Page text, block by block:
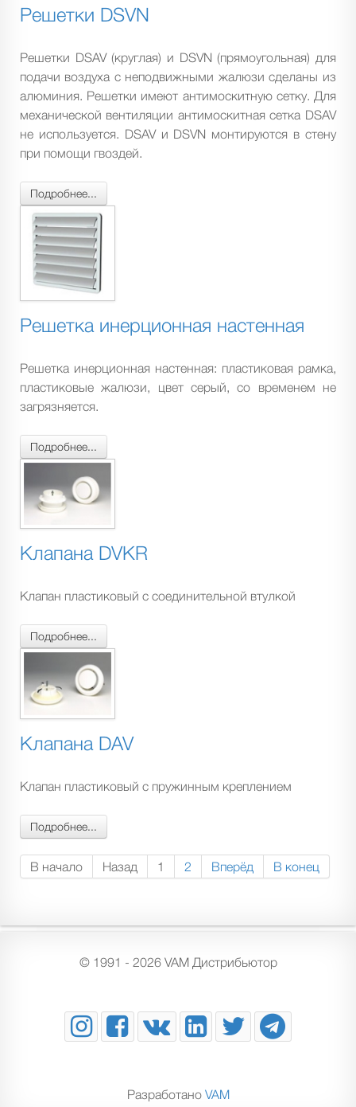
Решетки DSVN
Решетки DSAV (круглая) и DSVN (прямоугольная) для
подачи воздуха с неподвижными жалюзи сделаны из
алюминия. Решетки имеют антимоскитную сетку. Для
механической вентиляции антимоскитная сетка DSAV
не используется. DSAV и DSVN монтируются в стену
при помощи гвоздей.
Подробнее...
Решетка инерционная настенная
Решетка инерционная настенная: пластиковая рамка,
пластиковые жалюзи, цвет серый, со временем не
загрязняется.
Подробнее...
Клапана DVKR
Клапан пластиковый с соединительной втулкой
Подробнее...
Клапана DAV
Клапан пластиковый с пружинным креплением
Подробнее...
В начало Назад 1 2 Вперёд В конец
© 1991 - 2026 VAM Дистрибьютор
Разработано VAM